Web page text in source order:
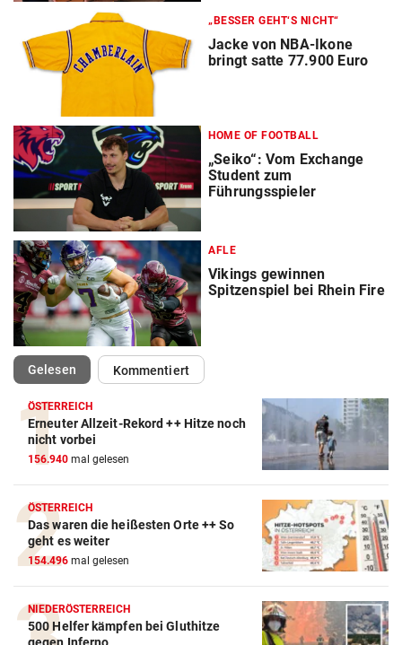
„BESSER GEHT‘S NICHT“
Jacke von NBA-Ikone
bringt satte 77.900 Euro
HOME OF FOOTBALL
„Seiko“: Vom Exchange
Student zum
Führungsspieler
AFLE
Vikings gewinnen
Spitzenspiel bei Rhein Fire
Gelesen(ausgewählt)Kommentiert
ÖSTERREICH
Erneuter Allzeit-Rekord ++ Hitze noch
nicht vorbei
156.940 mal gelesen
ÖSTERREICH
Das waren die heißesten Orte ++ So
geht es weiter
154.496 mal gelesen
NIEDERÖSTERREICH
500 Helfer kämpfen bei Gluthitze
Action-Cam Vergleich
ZUM VERGLEICH
Crosstrainer Vergleich
ZUM VERGLEICH
E-Bike Vergleich
ZUM VERGLEICH
Elektro-Scooter Vergleich